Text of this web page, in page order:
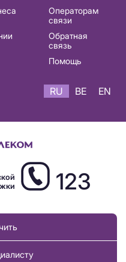
Операторам
связи
Обратная
связь
Помощь
RU BE EN
123